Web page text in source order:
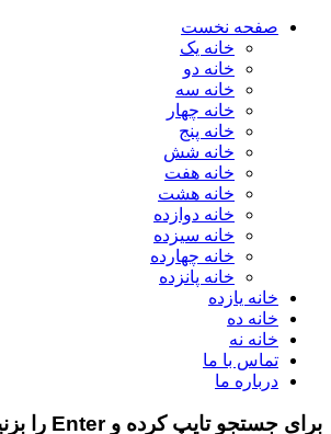
صفحه نخست
خانه یک
خانه دو
خانه سه
خانه چهار
خانه پنج
خانه شش
خانه هفت
خانه هشت
خانه دوازده
خانه سیزده
خانه چهارده
خانه پانزده
خانه یازده
خانه ده
خانه نه
تماس با ما
درباره ما
برای جستجو تایپ کرده و Enter را بزنید